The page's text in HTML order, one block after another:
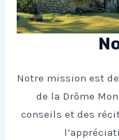
Notre mission est
de la Drôme
conseils et des